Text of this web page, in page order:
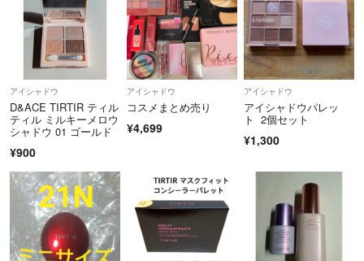
アイシャドウ
D&ACE TIRTIR ティル
ティル ミルキーメロウ
シャドウ 01 ゴールド
¥900
アイシャドウ
コスメまとめ売り
¥4,699
アイシャドウ
アイシャドウパレッ
ト 2個セット
¥1,300